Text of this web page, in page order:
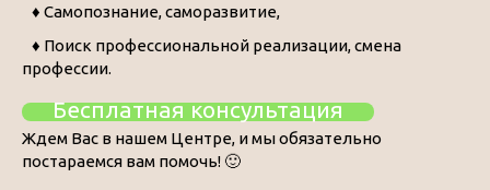
♦ Самопознание, саморазвитие,
♦ Поиск профессиональной реализации, смена
профессии.
Бесплатная консультация
Ждем Вас в нашем Центре, и мы обязательно
постараемся вам помочь! 🙂